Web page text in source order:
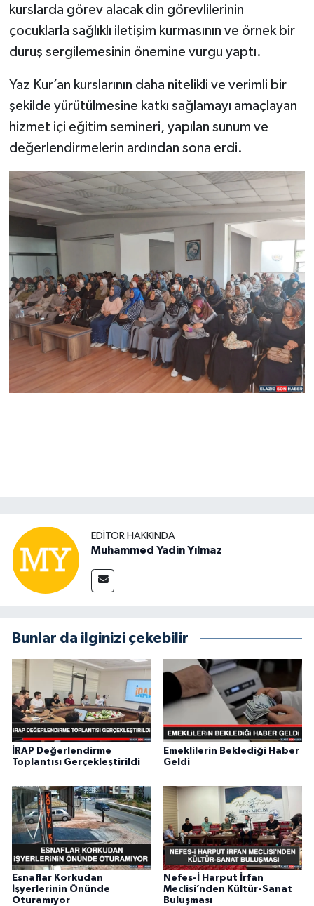
kurslarda görev alacak din görevlilerinin
çocuklarla sağlıklı iletişim kurmasının ve örnek bir
duruş sergilemesinin önemine vurgu yaptı.
Yaz Kur’an kurslarının daha nitelikli ve verimli bir
şekilde yürütülmesine katkı sağlamayı amaçlayan
hizmet içi eğitim semineri, yapılan sunum ve
değerlendirmelerin ardından sona erdi.
EDITÖR HAKKINDA
Muhammed Yadin Yılmaz
Bunlar da ilginizi çekebilir
İRAP Değerlendirme
Toplantısı Gerçekleştirildi
Emeklilerin Beklediği Haber
Geldi
Esnaflar Korkudan
İşyerlerinin Önünde
Oturamıyor
Nefes-İ Harput İrfan
Meclisi’nden Kültür-Sanat
Buluşması